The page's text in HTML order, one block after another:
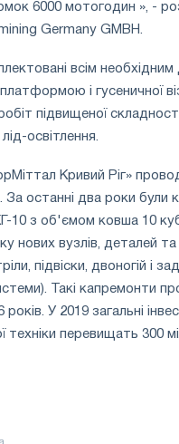
6000 мотогодин », -
Germany GMBH.
всім необхідним
і гусеничної
підвищеної
освітлення.
Кривий Ріг»
За останні два роки були
10 з об'ємом ковша 10
вузлів, деталей та
підвіски, двоногій і
Такі капремонти
У 2019 загальні
техніки перевищать 300